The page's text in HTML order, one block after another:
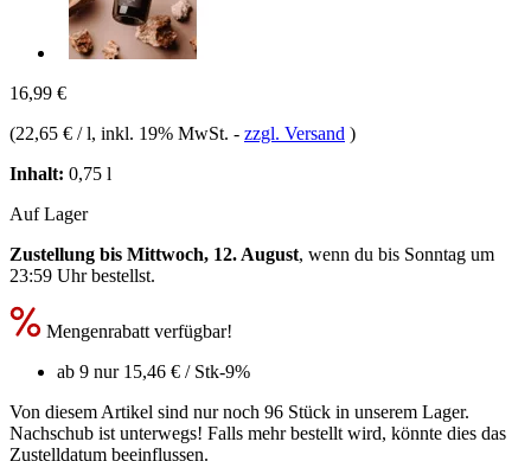
16,99 €
(22,65 € / l, inkl. 19% MwSt. - zzgl. Versand )
Inhalt: 0,75 l
Auf Lager
Zustellung bis Mittwoch, 12. August, wenn du bis Sonntag um
23:59 Uhrbestellst.
Mengenrabatt verfügbar!
ab 9 nur 15,46 € / Stk-9%
Von diesem Artikel sind nur noch 96 Stück in unserem Lager.
Nachschub ist unterwegs! Falls mehr bestellt wird, könnte dies das
Zustelldatum beeinflussen.